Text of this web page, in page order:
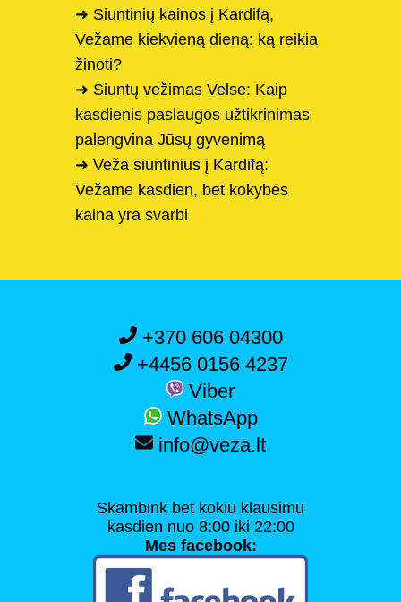
➜ Siuntinių kainos į Kardifą,
Vežame kiekvieną dieną: ką reikia
žinoti?
➜ Siuntų vežimas Velse: Kaip
kasdienis paslaugos užtikrinimas
palengvina Jūsų gyvenimą
➜ Veža siuntinius į Kardifą:
Vežame kasdien, bet kokybės
kaina yra svarbi
+370 606 04300
+4456 0156 4237
Viber
WhatsApp
info@veza.lt
Skambink bet kokiu klausimu
kasdien nuo 8:00 iki 22:00
Mes facebook: